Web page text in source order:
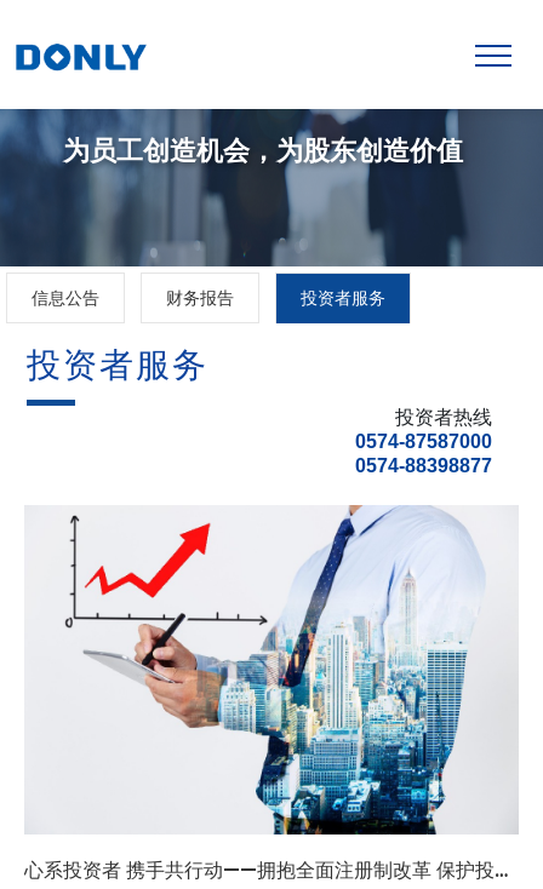
为员工创造机会，为股东创造价值
信息公告 财务报告 投资者服务
投资者服务
投资者热线
0574-87587000
0574-88398877
心系投资者 携手共行动——拥抱全面注册制改革 保护投资者合法权益